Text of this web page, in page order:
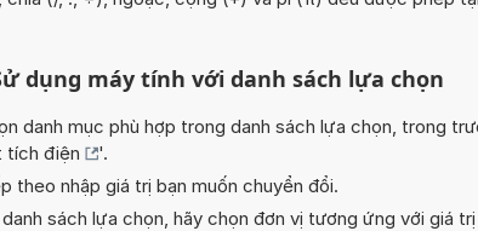
dụng máy tính với danh sách lựa chọn
danh mục phù hợp trong danh sách lựa chọn, trong
tích điện
'.
theo nhập giá trị bạn muốn chuyển đổi.
sách lựa chọn, hãy chọn đơn vị tương ứng với giá